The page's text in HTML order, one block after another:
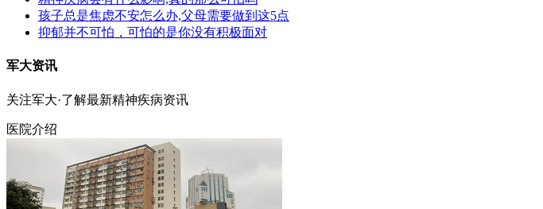
孩子总是焦虑不安怎么办,父母需要做到这5点
抑郁并不可怕，可怕的是你没有积极面对
军大资讯
关注军大·了解最新精神疾病资讯
医院介绍